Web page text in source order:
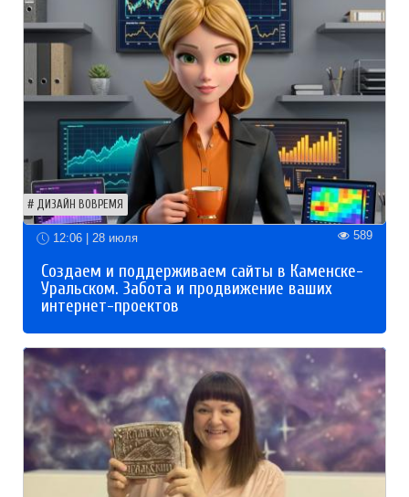
ДИЗАЙН ВОВРЕМЯ
12:06 | 28 июля 589
Создаем и поддерживаем сайты в Каменске-
Уральском. Забота и продвижение ваших
интернет-проектов